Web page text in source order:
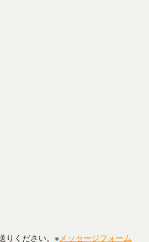
りください。※メッセージフォーム